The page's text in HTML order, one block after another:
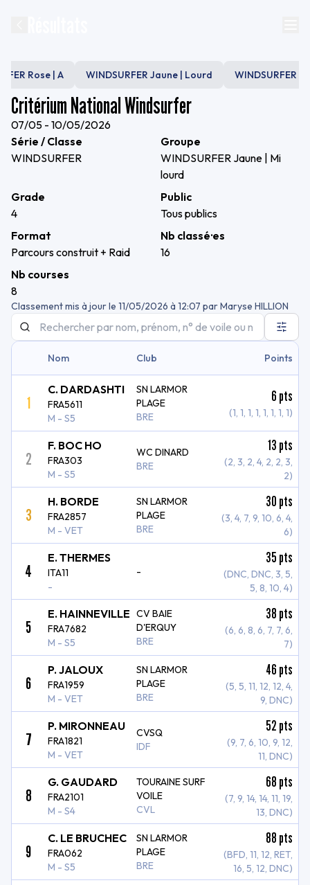
Rose | A WINDSURFER Jaune | Lourd WINDSURFER
Critérium National Windsurfer
07/05 - 10/05/2026
Série / Classe
WINDSURFER
Groupe
WINDSURFER Jaune | Mi
lourd
Grade
4
Public
Tous publics
Format
Parcours construit + Raid
Nb classé·es
16
Nb courses
8
Classement mis à jour le 11/05/2026 à 12:07 parMaryse HILLION
Nom Club Points
1
C. DARDASHTI
FRA5611
M - S5
SN LARMOR
PLAGE
BRE
6 pts
(1, 1, 1, 1, 1, 1, 1, 1)
2
F. BOC HO
FRA303
M - S5
WC DINARD
BRE
13 pts
(2, 3, 2, 4, 2, 2, 3,
2)
3
H. BORDE
FRA2857
M - VET
SN LARMOR
PLAGE
BRE
30 pts
(3, 4, 7, 9, 10, 6, 4,
6)
4
E. THERMES
ITA11
-
-
35 pts
(DNC, DNC, 3, 5,
5, 8, 10, 4)
5
E. HAINNEVILLE
FRA7682
M - S5
CV BAIE
D'ERQUY
BRE
38 pts
(6, 6, 8, 6, 7, 7, 6,
7)
6
P. JALOUX
FRA1959
M - VET
SN LARMOR
PLAGE
BRE
46 pts
(5, 5, 11, 12, 12, 4,
9, DNC)
7
P. MIRONNEAU
FRA1821
M - VET
CVSQ
IDF
52 pts
(9, 7, 6, 10, 9, 12,
11, DNC)
8
G. GAUDARD
FRA2101
M - S4
TOURAINE SURF
VOILE
CVL
68 pts
(7, 9, 14, 14, 11, 19,
13, DNC)
9
C. LE BRUCHEC
FRA062
M - S5
SN LARMOR
PLAGE
BRE
88 pts
(BFD, 11, 12, RET,
16, 5, 12, DNC)